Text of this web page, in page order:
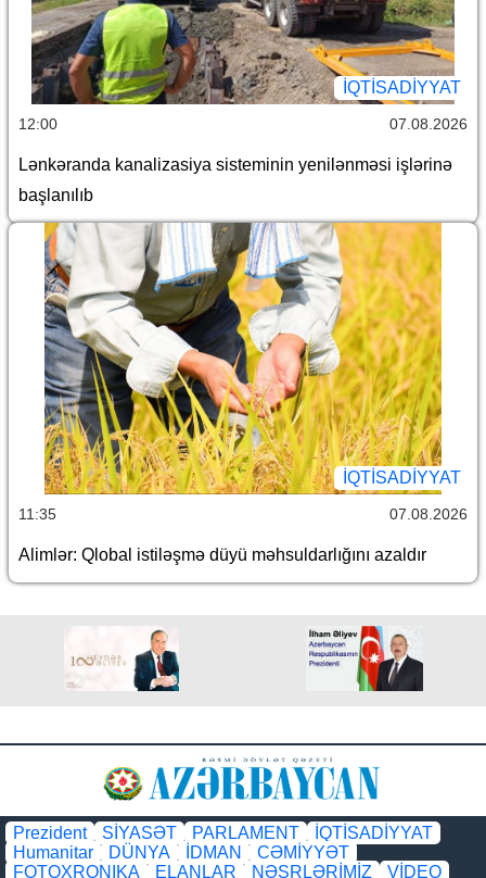
İQTİSADİYYAT
12:00 07.08.2026
Lənkəranda kanalizasiya sisteminin yenilənməsi işlərinə
başlanılıb
İQTİSADİYYAT
11:35 07.08.2026
Alimlər: Qlobal istiləşmə düyü məhsuldarlığını azaldır
Prezident SİYASƏT PARLAMENT
İQTİSADİYYAT
Humanitar
DÜNYA İDMAN
CƏMİYYƏT
FOTOXRONIKA
ELANLAR NƏŞRLƏRİMİZ VİDEO